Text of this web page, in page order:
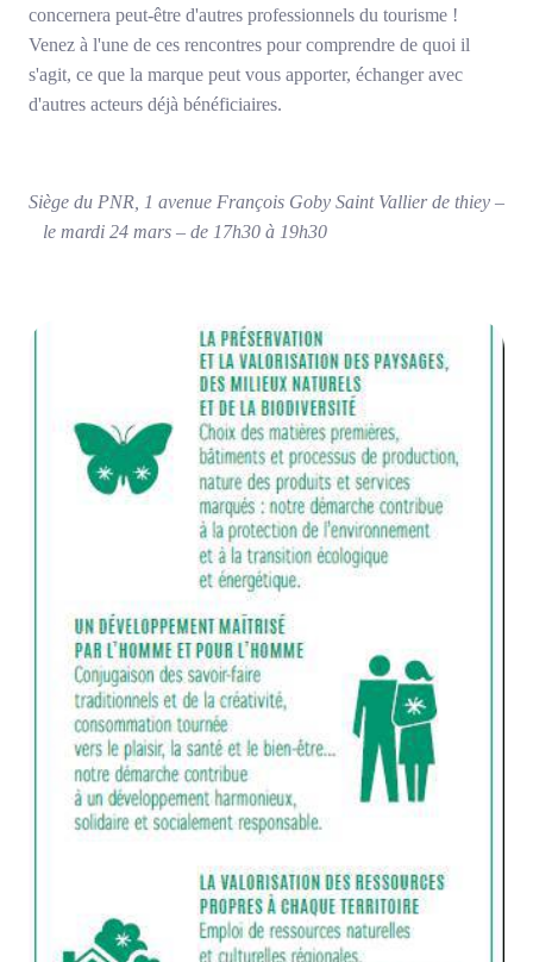
concernera peut-être d'autres professionnels du tourisme !
Venez à l'une de ces rencontres pour comprendre de quoi il
s'agit, ce que la marque peut vous apporter, échanger avec
d'autres acteurs déjà bénéficiaires.
Siège du PNR, 1 avenue François Goby Saint Vallier de thiey –
le mardi 24 mars – de 17h30 à 19h30